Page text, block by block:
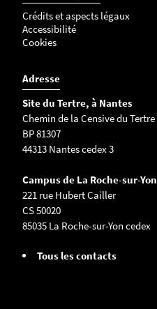
Crédits et aspects légaux
Accessibilité
Cookies
Adresse
Site du Tertre, à Nantes
Chemin de la Censive du Tertre
BP 81307
44313 Nantes cedex 3
Campus de La Roche-sur-Yon
221 rue Hubert Cailler
CS 50020
85035 La Roche-sur-Yon cedex
Tous les contacts